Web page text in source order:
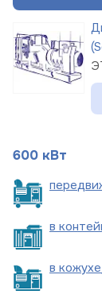
600 кВт
пере
в
в